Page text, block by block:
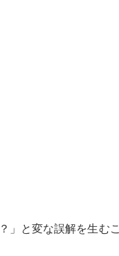
」と変な誤解を生むこ